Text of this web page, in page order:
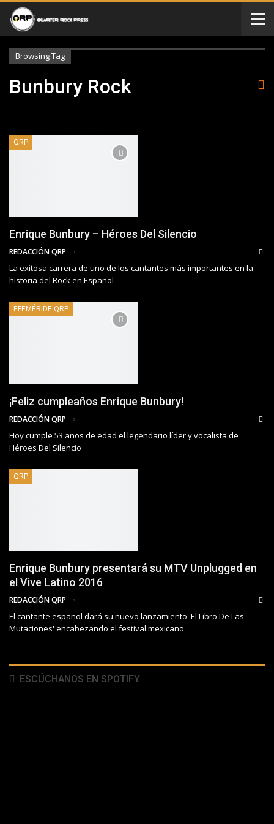
Browsing Tag
Bunbury Rock
QRP
Enrique Bunbury – Héroes Del Silencio
REDACCIÓN QRP
La exitosa carrera de uno de los cantantes más importantes en la
historia del Rock en Español
EFEMÉRIDE QRP
¡Feliz cumpleaños Enrique Bunbury!
REDACCIÓN QRP
Hoy cumple 53 años de edad el legendario líder y vocalista de
Héroes Del Silencio
QRP
Enrique Bunbury presentará su MTV Unplugged en
el Vive Latino 2016
REDACCIÓN QRP
El cantante español dará su nuevo lanzamiento 'El Libro De Las
Mutaciones' encabezando el festival mexicano
ESCÚCHANOS EN SPOTIFY